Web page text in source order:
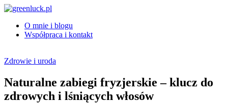
Skip
content
greenluck.pl
O mnie i blogu
Współpraca i kontakt
Zdrowie i uroda
Naturalne zabiegi fryzjerskie – klucz do
zdrowych i lśniących włosów